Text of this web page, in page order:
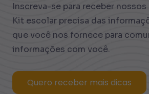
Inscreva-se para receber
Kit escolar precisa das
que você nos fornece para
informações com você.
Quero receber mais dicas